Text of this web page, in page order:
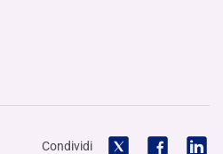
Condividi